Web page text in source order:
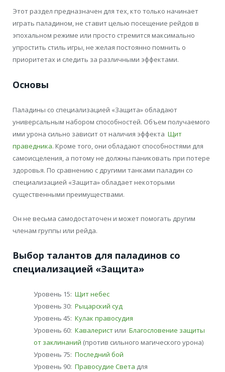
Этот раздел предназначен для тех, кто только начинает
играть паладином, не ставит целью посещение рейдов в
эпохальном режиме или просто стремится максимально
упростить стиль игры, не желая постоянно помнить о
приоритетах и следить за различными эффектами.
Основы
Паладины со специализацией «Защита» обладают
универсальным набором способностей. Объем получаемого
ими урона сильно зависит от наличия эффекта Щит
праведника. Кроме того, они обладают способностями для
самоисцеления, а потому не должны паниковать при потере
здоровья. По сравнению с другими танками паладин со
специализацией «Защита» обладает некоторыми
существенными преимуществами.
Он не весьма самодостаточен и может помогать другим
членам группы или рейда.
Выбор талантов для паладинов со
специализацией «Защита»
Уровень 15: Щит небес
Уровень 30: Рыцарский суд
Уровень 45: Кулак правосудия
Уровень 60: Кавалерист или Благословение защиты
от заклинаний (против сильного магического урона)
Уровень 75: Последний бой
Уровень 90: Правосудие Света для